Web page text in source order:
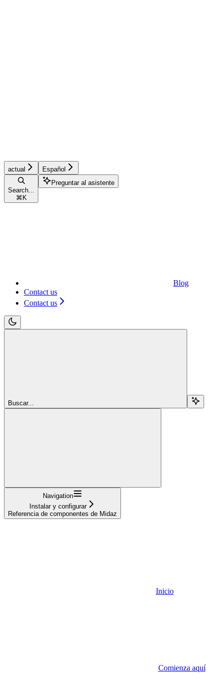
actual Español
Search...
⌘ K
Preguntar al asistente
Blog
Contact us
Contact us
Buscar...
Navigation
Instalar y configurar
Referencia de componentes de Midaz
Inicio
Comienza aquí